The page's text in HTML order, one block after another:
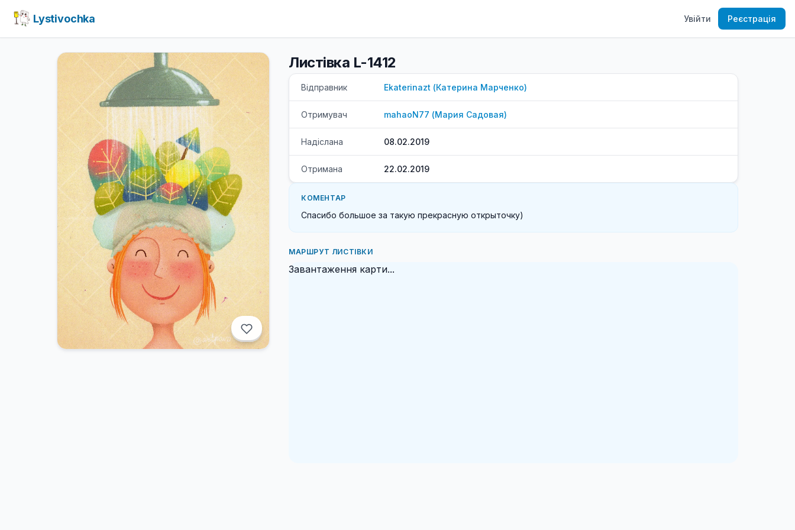
Lystivochka Увійти Реєстрація
Листівка L-1412
Відправник Ekaterinazt (Катерина Марченко)
Отримувач mahaoN77 (Мария Садовая)
Надіслана 08.02.2019
Отримана 22.02.2019
КОМЕНТАР
Спасибо большое за такую прекрасную открыточку)
МАРШРУТ ЛИСТІВКИ
Завантаження карти...